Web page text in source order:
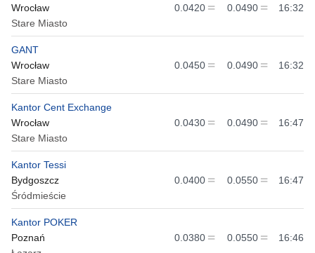
Wrocław
Stare Miasto
0.0420 0.0490 16:32
GANT
Wrocław
Stare Miasto
0.0450 0.0490 16:32
Kantor Cent Exchange
Wrocław
Stare Miasto
0.0430 0.0490 16:47
Kantor Tessi
Bydgoszcz
Śródmieście
0.0400 0.0550 16:47
Kantor POKER
Poznań
0.0380 0.0550 16:46